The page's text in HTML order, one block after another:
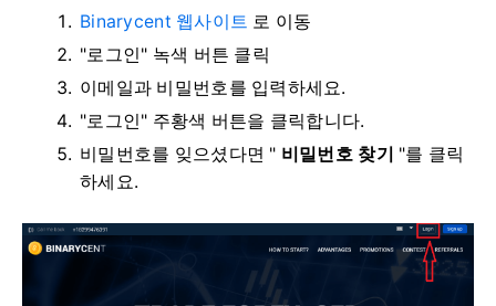
Binarycent 웹사이트 로 이동
"로그인" 녹색 버튼 클릭
이메일과 비밀번호를 입력하세요.
"로그인" 주황색 버튼을 클릭합니다.
비밀번호를 잊으셨다면 " 비밀번호 찾기 "를 클릭
하세요.